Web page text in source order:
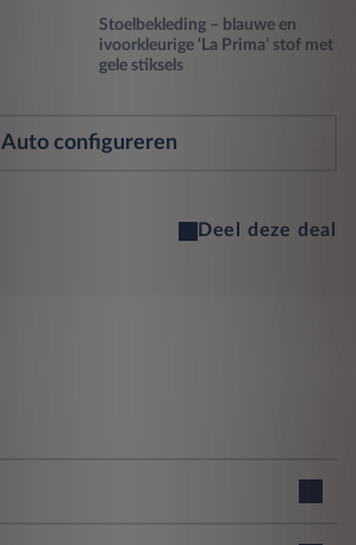
Stoelbekleding – blauwe en
ivoorkleurige ‘La Prima’ stof met
gele stiksels
Auto configureren
Deel deze deal